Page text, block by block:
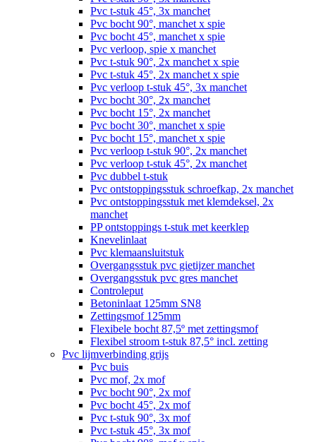
Pvc t-stuk 45°, 3x manchet
Pvc bocht 90°, manchet x spie
Pvc bocht 45°, manchet x spie
Pvc verloop, spie x manchet
Pvc t-stuk 90°, 2x manchet x spie
Pvc t-stuk 45°, 2x manchet x spie
Pvc verloop t-stuk 45°, 3x manchet
Pvc bocht 30°, 2x manchet
Pvc bocht 15°, 2x manchet
Pvc bocht 30°, manchet x spie
Pvc bocht 15°, manchet x spie
Pvc verloop t-stuk 90°, 2x manchet
Pvc verloop t-stuk 45°, 2x manchet
Pvc dubbel t-stuk
Pvc ontstoppingsstuk schroefkap, 2x manchet
Pvc ontstoppingsstuk met klemdeksel, 2x
manchet
PP ontstoppings t-stuk met keerklep
Knevelinlaat
Pvc klemaansluitstuk
Overgangsstuk pvc gietijzer manchet
Overgangsstuk pvc gres manchet
Controleput
Betoninlaat 125mm SN8
Zettingsmof 125mm
Flexibele bocht 87,5º met zettingsmof
Flexibel stroom t-stuk 87,5° incl. zetting
Pvc lijmverbinding grijs
Pvc buis
Pvc mof, 2x mof
Pvc bocht 90°, 2x mof
Pvc bocht 45°, 2x mof
Pvc t-stuk 90°, 3x mof
Pvc t-stuk 45°, 3x mof